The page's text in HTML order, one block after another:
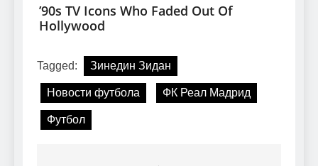
Tagged: Зинедин Зидан
Новости футбола ФК Реал Мадрид
Футбол